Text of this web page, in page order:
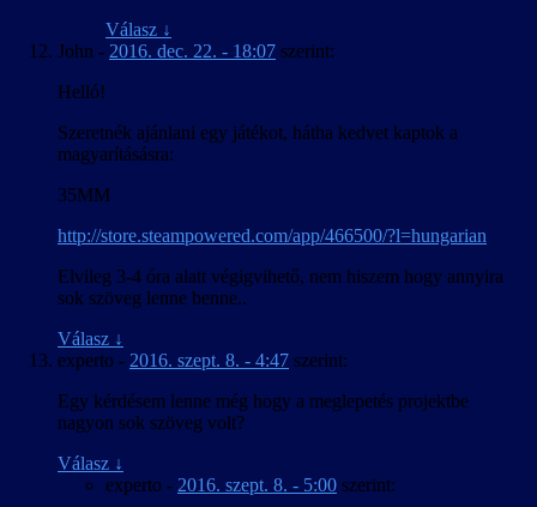
Válasz ↓
John - 2016. dec. 22. - 18:07 szerint:
Helló!
Szeretnék ajánlani egy játékot, hátha kedvet kaptok a
magyarításásra:
35MM
http://store.steampowered.com/app/466500/?l=hungarian
Elvileg 3-4 óra alatt végigvihető, nem hiszem hogy annyira
sok szöveg lenne benne..
Válasz ↓
experto - 2016. szept. 8. - 4:47 szerint:
Egy kérdésem lenne még hogy a meglepetés projektbe
nagyon sok szöveg volt?
Válasz ↓
experto - 2016. szept. 8. - 5:00 szerint: